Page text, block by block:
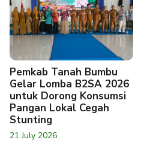
Pemkab Tanah Bumbu
Gelar Lomba B2SA 2026
untuk Dorong Konsumsi
Pangan Lokal Cegah
Stunting
21 July 2026